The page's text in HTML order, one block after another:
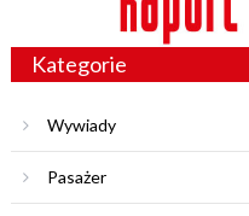
Kategorie
Wywiady
Pasażer